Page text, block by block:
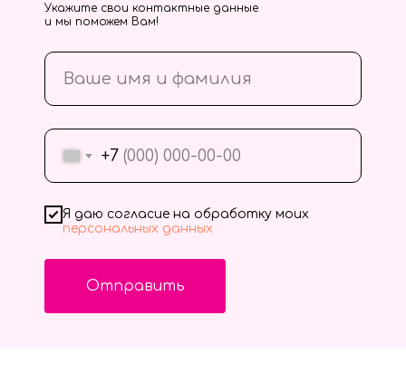
+7
Я даю согласие на обработку моих
персональных данных
Отправить
Укажите свои контактные данные
и мы поможем Вам!